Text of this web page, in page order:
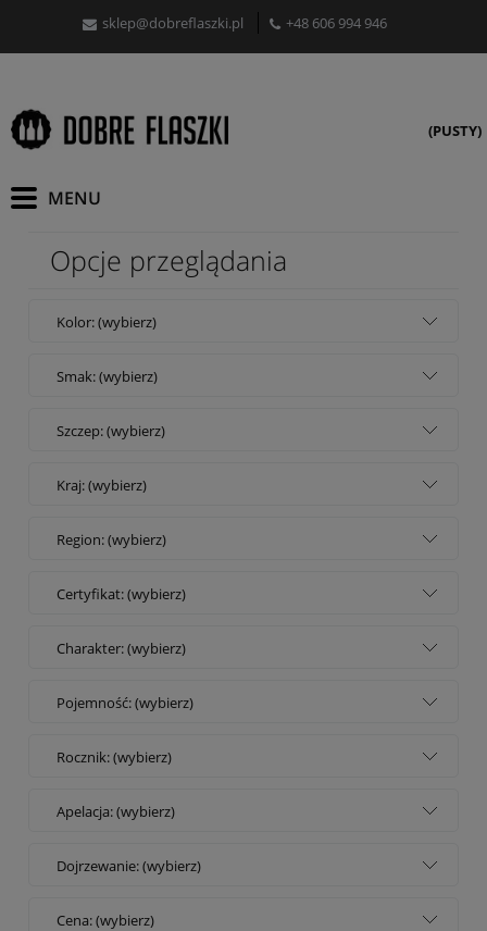
sklep@dobreflaszki.pl +48 606 994 946
(PUSTY)
Opcje przeglądania
Kolor: (wybierz)
Smak: (wybierz)
Szczep: (wybierz)
Kraj: (wybierz)
Region: (wybierz)
Certyfikat: (wybierz)
Charakter: (wybierz)
Pojemność: (wybierz)
Rocznik: (wybierz)
Apelacja: (wybierz)
Dojrzewanie: (wybierz)
Cena: (wybierz)